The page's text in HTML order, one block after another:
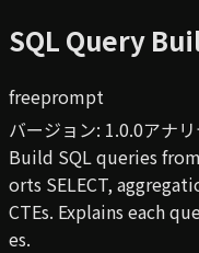
SQL Query
freeprompt
バージョン: 1.0.0アナ
Build SQL queries
orts SELECT,
CTEs. Explains each
es.